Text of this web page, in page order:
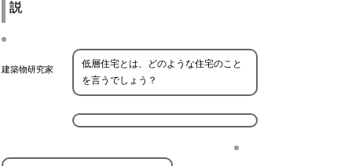
説
建築物研究家
低層住宅とは、どのような住宅のこと
を言うでしょう？